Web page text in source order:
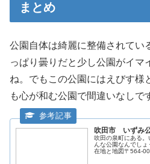
まとめ
公園自体は綺麗に整備されてい
っぱり曇りだと少し公園がイマ
ね。でもこの公園にはえびす様
も心が和む公園で間違いなしで
吹田市 いずみ
吹田の泉町にある
んな公園なんでし
在地と地図〒564-